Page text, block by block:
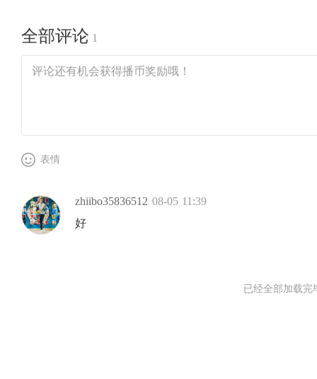
全部评论 1
表情
zhiibo35836512 08-05 11:39
好
已经全部加载完